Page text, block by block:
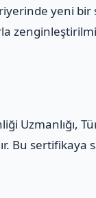
yeni bir
Uzmanlığı,
Bu sertifikaya